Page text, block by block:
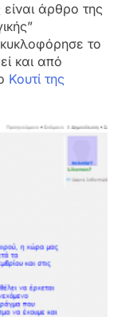
άρθρο της
το
και από
Κουτί της